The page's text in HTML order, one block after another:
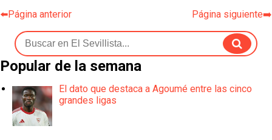
⬅️Página anterior Página siguiente➡️
Popular de la semana
El dato que destaca a Agoumé entre las cinco
grandes ligas